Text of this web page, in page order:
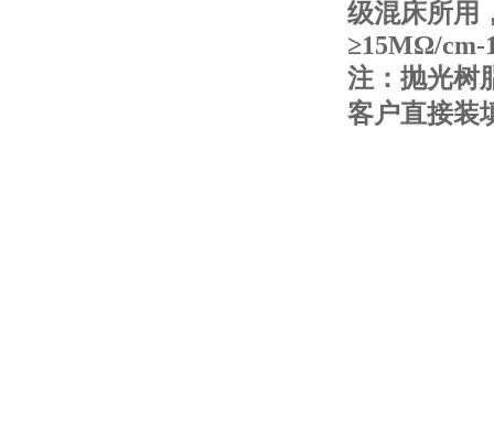
级混床所用
≥15MΩ/cm-
注：抛光树
客户直接装